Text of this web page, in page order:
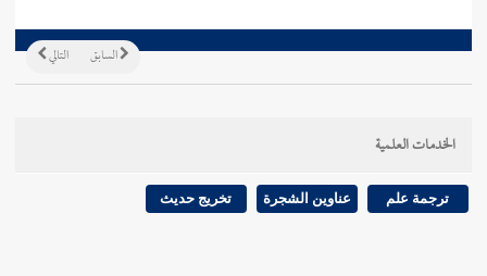
التالي السابق
الخدمات العلمية
ترجمة علم عناوين الشجرة تخريج حديث